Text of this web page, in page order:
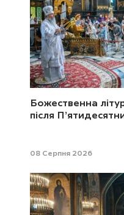
Божественна
після
08 Серпня 2026